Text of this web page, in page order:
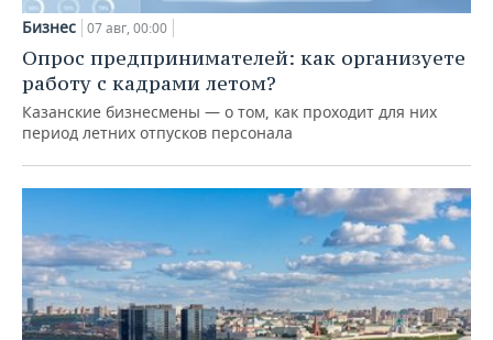
Бизнес 07 авг, 00:00
Опрос предпринимателей: как организуете
работу с кадрами летом?
Казанские бизнесмены — о том, как проходит для них
период летних отпусков персонала